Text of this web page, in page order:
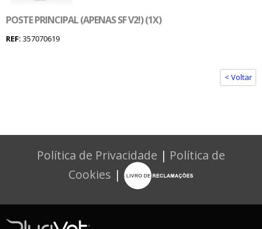
POSTE PRINCIPAL (APENAS SF V2!) (1X)
REF: 357070619
< Voltar
Política de Privacidade | Política de
Cookies |